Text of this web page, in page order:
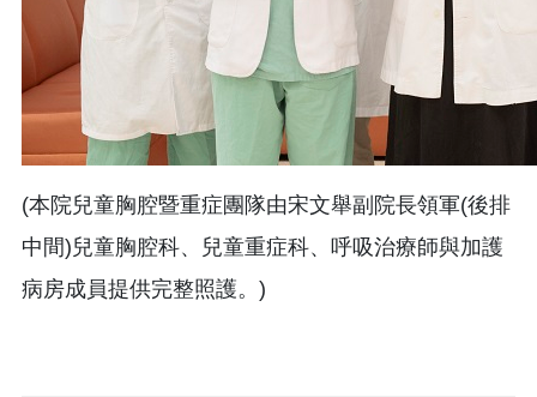
(本院兒童胸腔暨重症團隊由宋文舉副院長領軍(後排
中間)兒童胸腔科、兒童重症科、呼吸治療師與加護
病房成員提供完整照護。)